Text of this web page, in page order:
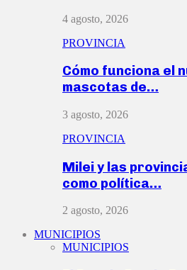
4 agosto, 2026
PROVINCIA
Cómo funciona el
mascotas de…
3 agosto, 2026
PROVINCIA
Milei y las
como política…
2 agosto, 2026
MUNICIPIOS
MUNICIPIOS